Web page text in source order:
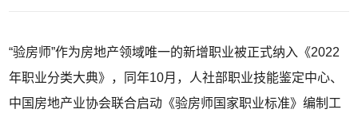
“验房师”作为房地产领域唯一的新增职业被正式纳入《2022
年职业分类大典》，同年10月，人社部职业技能鉴定中心、
中国房地产业协会联合启动《验房师国家职业标准》编制工